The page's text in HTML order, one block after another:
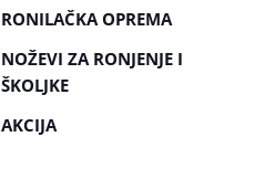
RONILAČKA OPREMA
NOŽEVI ZA RONJENJE I
ŠKOLJKE
AKCIJA